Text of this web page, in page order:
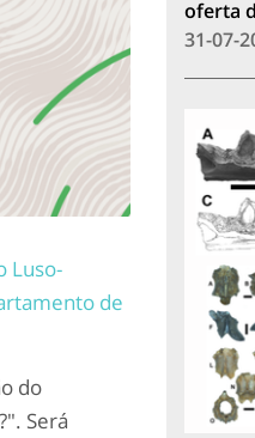
Luso-
de
do
Será
oferta
31-07-